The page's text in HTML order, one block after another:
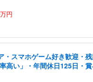
円
・スマホゲーム好き歓迎・
高い」・年間休日125日・